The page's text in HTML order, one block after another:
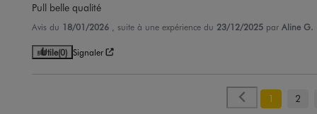
Pull belle qualité
Avis du 18/01/2026 , suite à une expérience du 23/12/2025 par Aline G.
Utile(0) Signaler
1 2